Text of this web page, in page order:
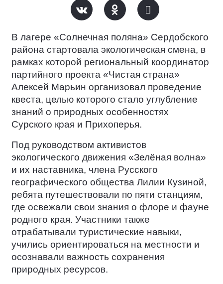
В лагере «Солнечная поляна» Сердобского
района стартовала экологическая смена, в
рамках которой региональный координатор
партийного проекта «Чистая страна»
Алексей Марьин организовал проведение
квеста, целью которого стало углубление
знаний о природных особенностях
Сурского края и Прихоперья.
Под руководством активистов
экологического движения «Зелёная волна»
и их наставника, члена Русского
географического общества Лилии Кузиной,
ребята путешествовали по пяти станциям,
где освежали свои знания о флоре и фауне
родного края. Участники также
отрабатывали туристические навыки,
учились ориентироваться на местности и
осознавали важность сохранения
природных ресурсов.